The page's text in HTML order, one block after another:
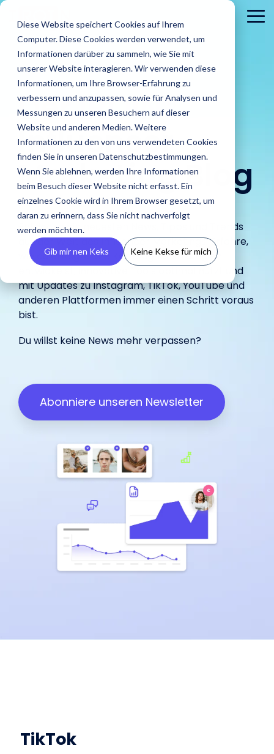
Diese Website speichert Cookies auf Ihrem
Computer. Diese Cookies werden verwendet, um
Informationen darüber zu sammeln, wie Sie mit
unserer Website interagieren. Wir verwenden diese
Informationen, um Ihre Browser-Erfahrung zu
verbessern und anzupassen, sowie für Analysen und
Messungen zu unseren Besuchern auf dieser
Website und anderen Medien. Weitere
Informationen zu den von uns verwendeten Cookies
finden Sie in unseren Datenschutzbestimmungen.
Wenn Sie ablehnen, werden Ihre Informationen
beim Besuch dieser Website nicht erfasst. Ein
einzelnes Cookie wird in Ihrem Browser gesetzt, um
daran zu erinnern, dass Sie nicht nachverfolgt
werden möchten.
Gib mir nen Keks Keine Kekse für mich
Skip
the
main
content.
Finde Creator
Finde starke
Influencer und
Creator weltweit
mit der KI-
gestützten
IROIN®.
Analysiere
Zielgruppen
Vermeide Fake
Following und lerne
schon vor Beginn
einer Kooperation
Influencer.
CRM
Influencer Marketing auf allen
Facebook TikTok
Agenturen
Finde heraus
wie IROIN®
Agenturen bei
der
Umsetzung
von Influencer
Kampagnen
Brands
Finde
heraus wie
IROIN®
Marken bei
Umsetzung
ihrer
in-house
unterstützt.
Blog
In unserem Blog
aktuelle Artikel
und spannende
Beiträge rund
um Influencer
IROINs®
Rising Stars
Zehn Creator,
die uns diesen
auf Instagram,
TikTok, Twitch &
YouTube
haben.
Guides &
Reports
Tipps für
erfolgreiches
Marketing.
Das sind wir
Einblick in unser
Unternehmen wir
stellen uns vor.
Karriere
Traumkarrieren
Entdecke deine
Zukunft.
Wir freuen uns über dein
Feedback:
DerIROIN®
Influencer
Marketing Blog
Entdecke die neuesten News, Tipps und Trends
aus der Welt des Influencer Marketings. Erfahre,
wie du erfolgreiche Kampagnenstrategien
entwickelst, innovative Tools optimal nutzt und
mit Updates zuInstagram,TikTok,YouTubeund
anderen Plattformen immer einen Schritt voraus
bist.
Du willst keine News mehr verpassen?
Abonniere unseren Newsletter
TikTok